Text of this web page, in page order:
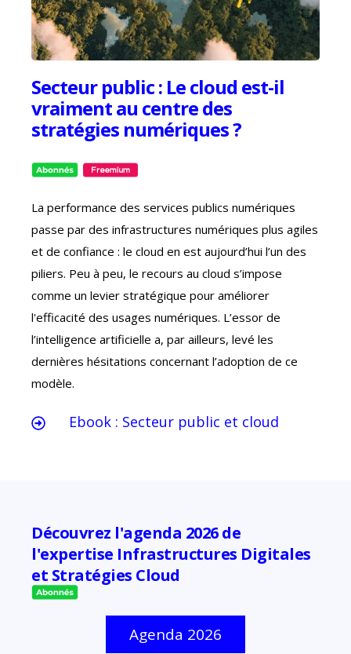
Secteur public : Le cloud est-il
vraiment au centre des
stratégies numériques ?
La performance des services publics numériques
passe par des infrastructures numériques plus agiles
et de confiance : le cloud en est aujourd’hui l’un des
piliers. Peu à peu, le recours au cloud s’impose
comme un levier stratégique pour améliorer
l'efficacité des usages numériques. L’essor de
l’intelligence artificielle a, par ailleurs, levé les
dernières hésitations concernant l’adoption de ce
modèle.
Ebook : Secteur public et cloud
Découvrez l'agenda 2026 de
l'expertise Infrastructures Digitales
et Stratégies Cloud
Agenda 2026